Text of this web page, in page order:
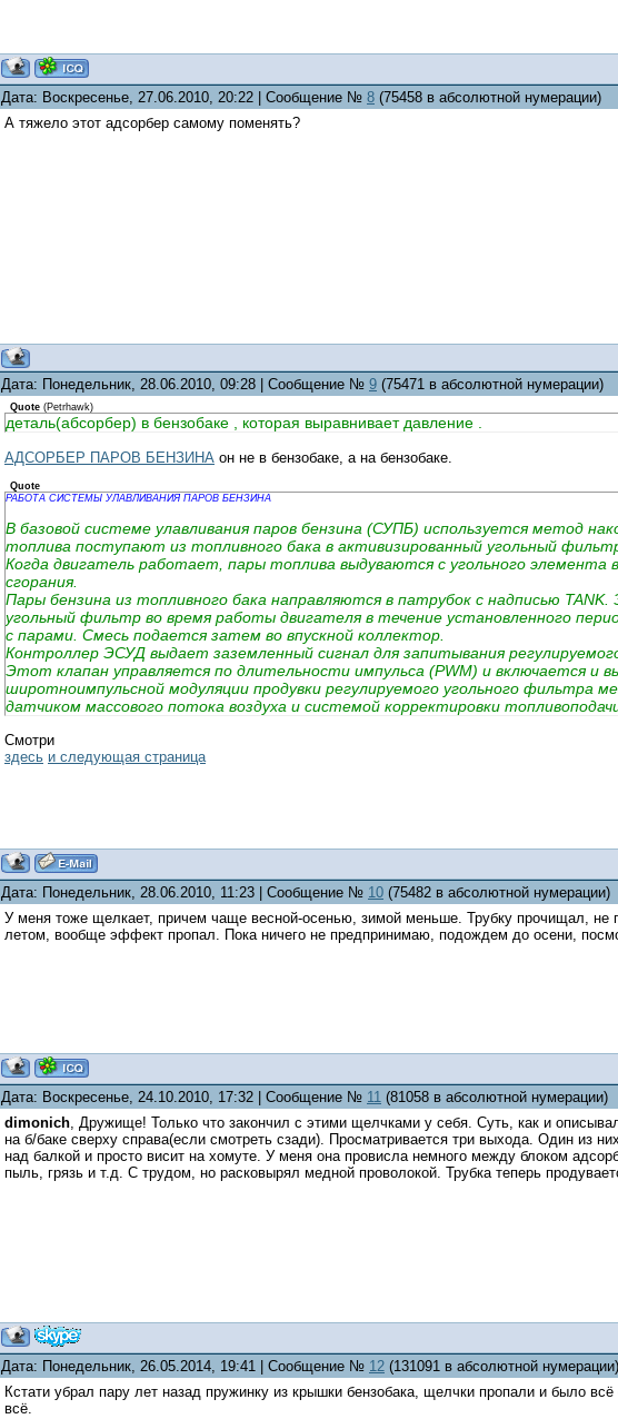
Дата: Воскресенье, 27.06.2010, 20:22 | Сообщение № 8 (75458 в абсолютной нумерации)
А тяжело этот адсорбер самому поменять?
Дата: Понедельник, 28.06.2010, 09:28 | Сообщение № 9 (75471 в абсолютной нумерации)
Quote (Petrhawk)
деталь(абсорбер) в бензобаке , которая выравнивает давление .
АДСОРБЕР ПАРОВ БЕНЗИНА он не в бензобаке, а на бензобаке.
Quote
РАБОТА СИСТЕМЫ УЛАВЛИВАНИЯ ПАРОВ БЕНЗИНА
В базовой системе улавливания паров бензина (СУПБ) используется метод
топлива поступают из топливного бака в активизированный угольный
Когда двигатель работает, пары топлива выдуваются с угольного элемента
сгорания.
Пары бензина из топливного бака направляются в патрубок с надписью
угольный фильтр во время работы двигателя в течение установленного
с парами. Смесь подается затем во впускной коллектор.
Контроллер ЭСУД выдает заземленный сигнал для запитывания
Этот клапан управляется по длительности импульса (PWM) и включается и
широтноимпульсной модуляции продувки регулируемого угольного фильтра
датчиком массового потока воздуха и системой корректировки
Неисправен регулируемый клапан продувки угольного фильтра.
Поврежденный угольный фильтр.
Смотри
здесь и следующая страница
Дата: Понедельник, 28.06.2010, 11:23 | Сообщение № 10 (75482 в абсолютной нумерации)
У меня тоже щелкает, причем чаще весной-осенью, зимой меньше. Трубку прочищал, не
летом, вообще эффект пропал. Пока ничего не предпринимаю, подождем до осени,
Дата: Воскресенье, 24.10.2010, 17:32 | Сообщение № 11 (81058 в абсолютной нумерации)
dimonich, Дружище! Только что закончил с этими щелчками у себя. Суть, как и
на б/баке сверху справа(если смотреть сзади). Просматривается три выхода. Один из
над балкой и просто висит на хомуте. У меня она провисла немного между блоком
пыль, грязь и т.д. С трудом, но расковырял медной проволокой. Трубка теперь
Дата: Понедельник, 26.05.2014, 19:41 | Сообщение № 12 (131091 в абсолютной нумерации)
Кстати убрал пару лет назад пружинку из крышки бензобака, щелчки пропали и было
всё.